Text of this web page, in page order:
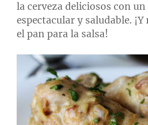
la cerveza deliciosos con
espectacular y saludable.
el pan para la salsa!